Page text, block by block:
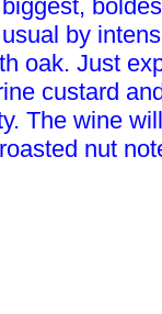
by
oak. Just
custard
The wine
nut